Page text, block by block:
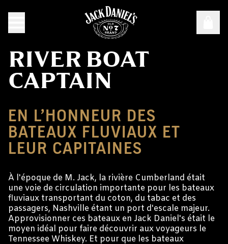
RIVER BOAT
CAPTAIN
EN L’HONNEUR DES
BATEAUX FLUVIAUX ET
LEUR CAPITAINES
À l'époque de M. Jack, la rivière Cumberland était
une voie de circulation importante pour les bateaux
fluviaux transportant du coton, du tabac et des
passagers, Nashville étant un port d'escale majeur.
Approvisionner ces bateaux en Jack Daniel's était le
moyen idéal pour faire découvrir aux voyageurs le
Tennessee Whiskey. Et pour que les bateaux